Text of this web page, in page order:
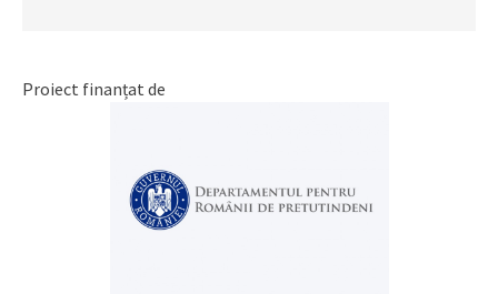
Proiect finanțat de